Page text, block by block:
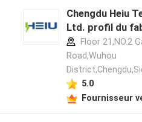
Chengdu Heiu
Ltd. profil du
Floor 21,NO.2
Road,Wuhou
5.0
Fournisseur